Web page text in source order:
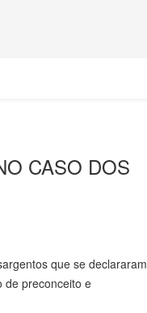
CASO DOS
que se declararam
de preconceito e